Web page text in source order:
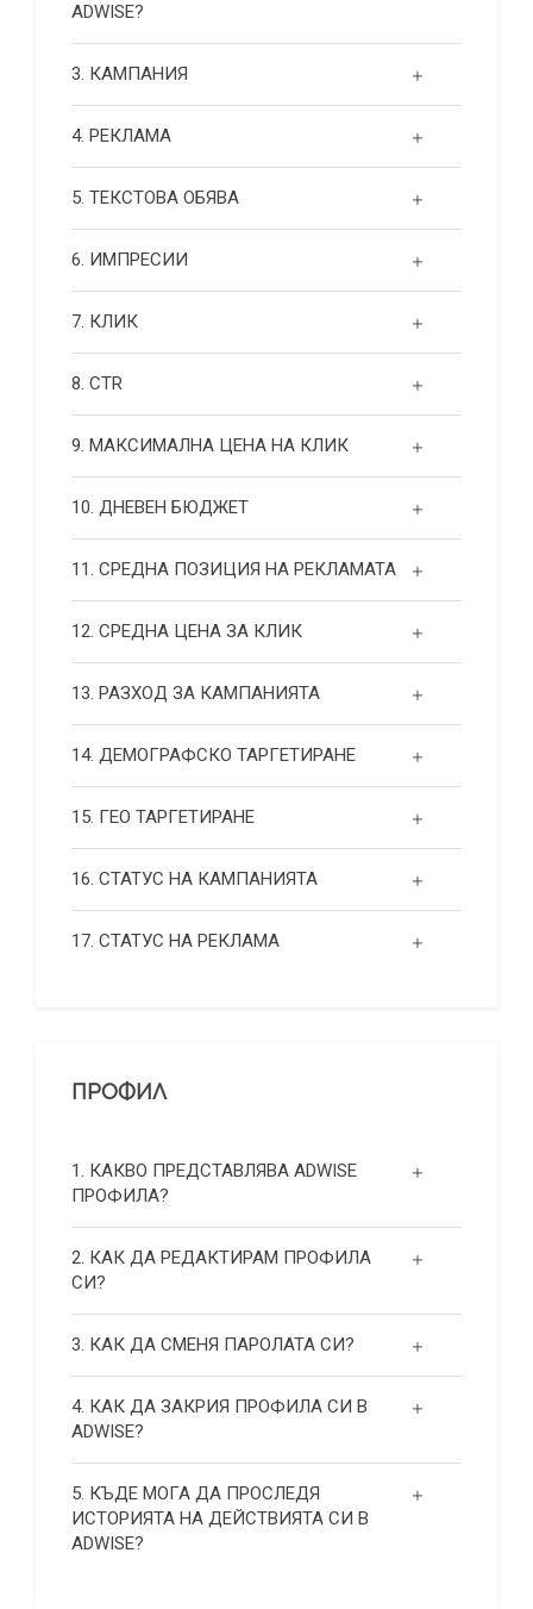
ADWISE?
3. КАМПАНИЯ
4. РЕКЛАМА
5. ТЕКСТОВА ОБЯВА
6. ИМПРЕСИИ
7. КЛИК
8. CTR
9. МАКСИМАЛНА ЦЕНА НА КЛИК
10. ДНЕВЕН БЮДЖЕТ
11. СРЕДНА ПОЗИЦИЯ НА РЕКЛАМАТА
12. СРЕДНА ЦЕНА ЗА КЛИК
13. РАЗХОД ЗА КАМПАНИЯТА
14. ДЕМОГРАФСКО ТАРГЕТИРАНЕ
15. ГЕО ТАРГЕТИРАНЕ
16. СТАТУС НА КАМПАНИЯТА
17. СТАТУС НА РЕКЛАМА
ПРОФИЛ
1. КАКВО ПРЕДСТАВЛЯВА ADWISE
ПРОФИЛА?
2. КАК ДА РЕДАКТИРАМ ПРОФИЛА
СИ?
3. КАК ДА СМЕНЯ ПАРОЛАТА СИ?
4. КАК ДА ЗАКРИЯ ПРОФИЛА СИ В
ADWISE?
5. КЪДЕ МОГА ДА ПРОСЛЕДЯ
ИСТОРИЯТА НА ДЕЙСТВИЯТА СИ В
ADWISE?